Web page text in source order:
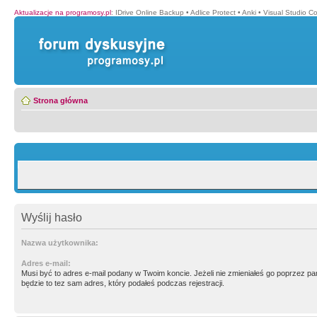
Aktualizacje na programosy.pl: IDrive Online Backup • Adlice Protect • Anki • Visual Studio
Strona główna
Wyślij hasło
Nazwa użytkownika:
Adres e-mail:
Musi być to adres e-mail podany w Twoim koncie. Jeżeli nie zmieniałeś go poprzez
będzie to tez sam adres, który podałeś podczas rejestracji.